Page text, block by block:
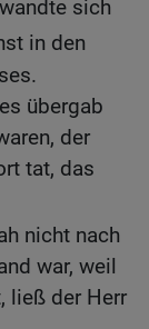
sich
in den
übergab
der
tat, das
nicht nach
war, weil
ließ der Herr